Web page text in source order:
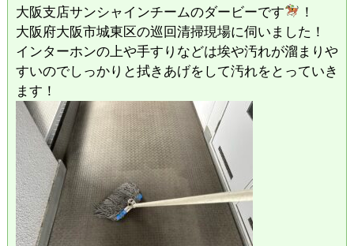
大阪支店サンシャインチームのダービーです
！
大阪府大阪市城東区の巡回清掃現場に伺いました！
インターホンの上や手すりなどは埃や汚れが溜まりや
すいのでしっかりと拭きあげをして汚れをとっていき
ます！